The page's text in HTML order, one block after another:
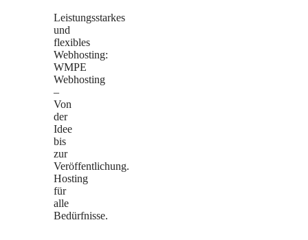
Leistungsstarkes
und
flexibles
Webhosting:
WMPE
Webhosting
–
Von
der
Idee
bis
zur
Veröffentlichung.
Hosting
für
alle
Bedürfnisse.